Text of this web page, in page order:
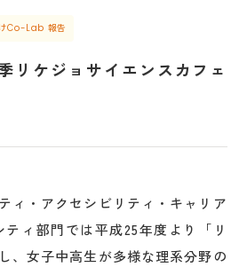
Co-Lab 報告
ケジョサイエンスカフェ
ィ・アクセシビリティ・キャリア
ィ部門では平成25年度より「リ
、女子中高生が多様な理系分野の